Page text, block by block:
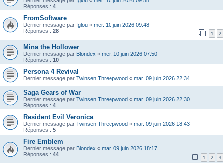
Réponses : 4
FromSoftware
Dernier message par Iglou « mer. 10 juin 2026 09:48
Réponses : 28 1 2
Mina the Hollower
Dernier message par Blondex « mer. 10 juin 2026 07:50
Réponses : 10
Persona 4 Revival
Dernier message par Twinsen Threepwood « mar. 09 juin 2026 22:34
Saga Gears of War
Dernier message par Twinsen Threepwood « mar. 09 juin 2026 22:30
Réponses : 4
Resident Evil Veronica
Dernier message par Twinsen Threepwood « mar. 09 juin 2026 18:43
Réponses : 5
Fire Emblem
Dernier message par Blondex « mar. 09 juin 2026 18:17
Réponses : 44 1 2 3